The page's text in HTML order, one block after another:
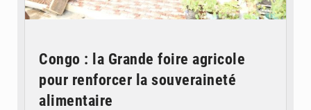
Congo : la Grande foire agricole
pour renforcer la souveraineté
alimentaire